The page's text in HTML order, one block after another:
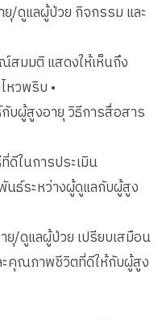
/ดูแลผู้ป่วย กิจกรรม และ
สมมติ แสดงให้เห็นถึง
หวพริบ •
บผู้สูงอายุ วิธีการสื่อสาร
ดีในการประเมิน
ธ์ระหว่างผู้ดูแลกับผู้สูง
/ดูแลผู้ป่วย เปรียบเสมือน
คุณภาพชีวิตที่ดีให้กับผู้สูง